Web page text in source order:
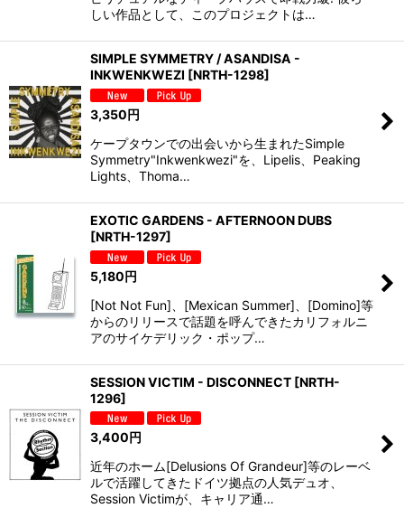
しい作品として、このプロジェクトは…
SIMPLE SYMMETRY / ASANDISA -
INKWENKWEZI [NRTH-1298]
3,350円
ケープタウンでの出会いから生まれたSimple
Symmetry"Inkwenkwezi"を、Lipelis、Peaking
Lights、Thoma…
EXOTIC GARDENS - AFTERNOON DUBS
[NRTH-1297]
5,180円
[Not Not Fun]、[Mexican Summer]、[Domino]等
からのリリースで話題を呼んできたカリフォルニ
アのサイケデリック・ポップ…
SESSION VICTIM - DISCONNECT [NRTH-
1296]
3,400円
近年のホーム[Delusions Of Grandeur]等のレーベ
ルで活躍してきたドイツ拠点の人気デュオ、
Session Victimが、キャリア通…